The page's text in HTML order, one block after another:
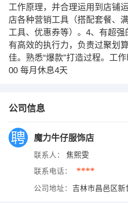
工作原理，并合理运用到店铺
店各种营销工具（搭配套餐、
工具、优惠券等）。4、有超
有高效的执行力，负责过聚划
佳。熟悉“爆款”打造过程。工
00 每月休息4天
公司信息
魔力牛仔服饰店
联系人： 焦熙雯
联系电话： ****
公司地址： 吉林市昌邑区新